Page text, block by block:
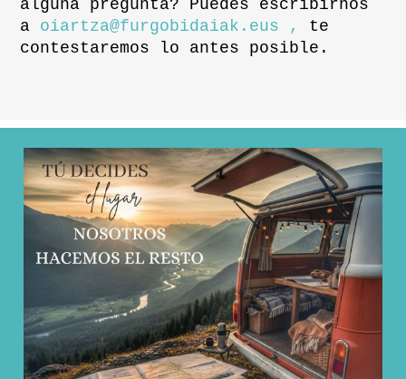
alguna pregunta? Puedes escribirnos
a oiartza@furgobidaiak.eus ,
te
contestaremos lo antes posible.